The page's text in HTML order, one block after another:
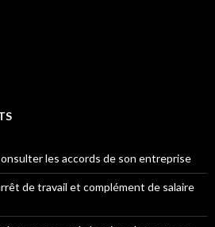
les accords de son entreprise
de travail et complément de salaire